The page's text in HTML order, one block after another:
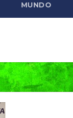
MUNDO